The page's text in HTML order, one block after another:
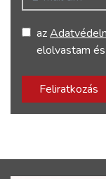
az
elolvastam
Feliratkozás